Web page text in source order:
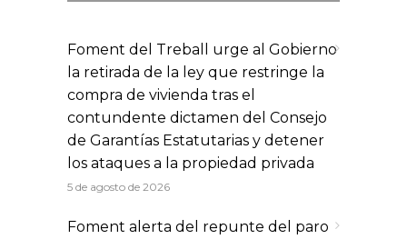
Foment del Treball urge al Gobierno
la retirada de la ley que restringe la
compra de vivienda tras el
contundente dictamen del Consejo
de Garantías Estatutarias y detener
los ataques a la propiedad privada
5 de agosto de 2026
Foment alerta del repunte del paro